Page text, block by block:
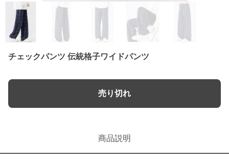
チェックパンツ 伝統格子ワイドパンツ
売り切れ
商品説明